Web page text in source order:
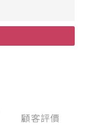
顧客評價